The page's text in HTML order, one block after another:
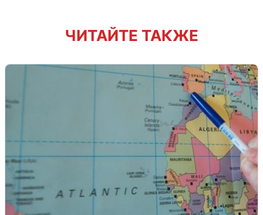
ЧИТАЙТЕ ТАКЖЕ